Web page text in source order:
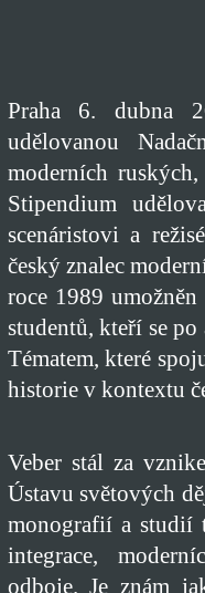
Praha 6. dubna
udělovanou
moderních
Stipendium
scenáristovi a
český znalec
roce 1989
studentů, kteří se
Tématem, které
historie v kontextu
Veber stál za
Ústavu světových
monografií a studií
integrace,
odboje. Je znám